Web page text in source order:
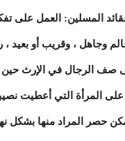
المسلين: العمل على
وجاهل ، وقريب أو بعيد ،
إلى صف الرجال في الإرث
المرأة التي أعطيت
حصر المراد منها بشكل